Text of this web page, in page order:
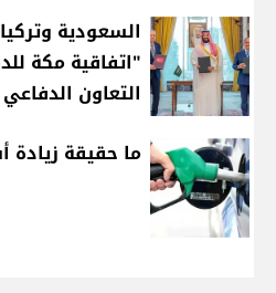
السعودية
"اتفاقية مكة
التعاون
ما حقيقة زيادة